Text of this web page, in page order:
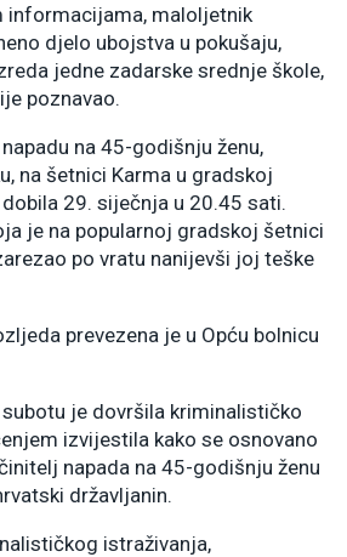
informacijama, maloljetnik
djelo ubojstva u pokušaju,
jedne zadarske srednje škole,
poznavao.
na 45-godišnju ženu,
na šetnici Karma u gradskoj
29. siječnja u 20.45 sati.
je na popularnoj gradskoj šetnici
po vratu nanijevši joj teške
prevezena je u Opću bolnicu
je dovršila kriminalističko
izvijestila kako se osnovano
napada na 45-godišnju ženu
državljanin.
istraživanja,